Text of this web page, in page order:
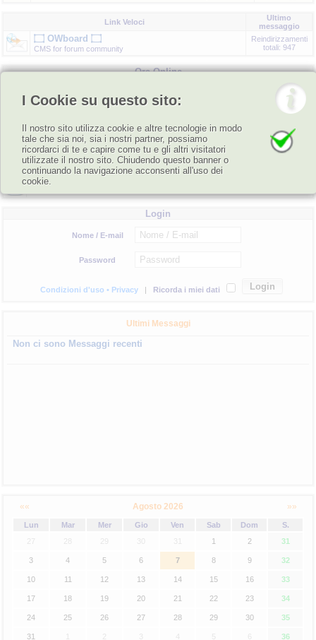
Link Veloci
Ultimo
messaggio
۝ OWboard ۝
CMS for forum community
Reindirizzamenti
totali: 947
Ora Online
Record di utenti connessi:
registrato il 09-06-2025, 10:58
Statistiche ⊂⊃Totale messaggi:0 • Totale argomenti:
• Ultimo
Premium,
Iscritti connessi: Bing [Bot] ,
Compleanni
Non ci sono compleanni oggi
Login
Nome / E-mail
Password
Condizioni d'uso • Privacy | Ricorda i miei dati
Ultimi Messaggi
Non ci sono Messaggi recenti
«« Agosto 2026 »»
Lun Mar Mer Gio Ven Sab Dom
S.
1 2 31
3 4 5 6 7 8 9 32
10 11 12 13 14 15 16 33
17 18 19 20 21 22 23 34
24 25 26 27 28 29 30 35
31 36
I Cookie su questo sito:
Il nostro sito utilizza cookie e altre tecnologie in modo
tale che sia noi, sia i nostri partner, possiamo
ricordarci di te e capire come tu e gli altri visitatori
utilizzate il nostro sito. Chiudendo questo banner o
continuando la navigazione acconsenti all'uso dei
cookie.